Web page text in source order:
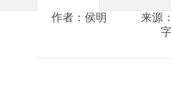
作者：侯明 来源：